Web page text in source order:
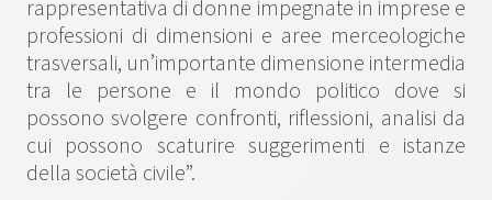
rappresentativa di donne impegnate in imprese e
professioni di dimensioni e aree merceologiche
trasversali, un’importante dimensione intermedia
tra le persone e il mondo politico dove si
possono svolgere confronti, riflessioni, analisi da
cui possono scaturire suggerimenti e istanze
della società civile”.